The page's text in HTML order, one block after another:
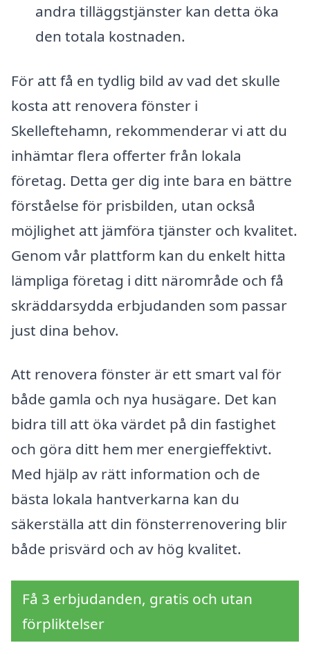
andra tilläggstjänster kan detta öka
den totala kostnaden.
För att få en tydlig bild av vad det skulle
kosta att renovera fönster i
Skelleftehamn, rekommenderar vi att du
inhämtar flera offerter från lokala
företag. Detta ger dig inte bara en bättre
förståelse för prisbilden, utan också
möjlighet att jämföra tjänster och kvalitet.
Genom vår plattform kan du enkelt hitta
lämpliga företag i ditt närområde och få
skräddarsydda erbjudanden som passar
just dina behov.
Att renovera fönster är ett smart val för
både gamla och nya husägare. Det kan
bidra till att öka värdet på din fastighet
och göra ditt hem mer energieffektivt.
Med hjälp av rätt information och de
bästa lokala hantverkarna kan du
säkerställa att din fönsterrenovering blir
både prisvärd och av hög kvalitet.
Få 3 erbjudanden, gratis och utan
förpliktelser